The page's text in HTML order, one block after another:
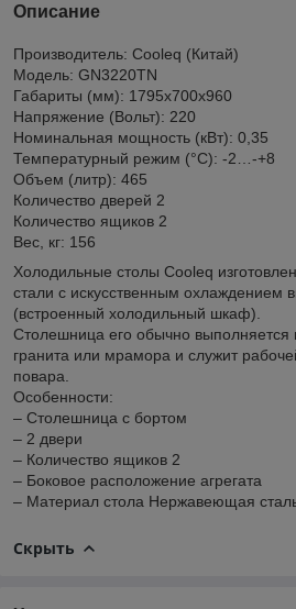
Описание
Производитель: Cooleq (Китай)
Модель: GN3220TN
Габариты (мм): 1795х700х960
Напряжение (Вольт): 220
Номинальная мощность (кВт): 0,35
Температурный режим (°С): -2…-+8
Объем (литр): 465
Количество дверей 2
Количество ящиков 2
Вес, кг: 156
Холодильные столы Cooleq
стали с искусственным охлаждением
(встроенный холодильный шкаф).
Столешница его обычно выполняется
гранита или мрамора и служит
повара.
Особенности:
– Столешница с бортом
– 2 двери
– Количество ящиков 2
– Боковое расположение агрегата
– Материал стола Нержавеющая
Скрыть